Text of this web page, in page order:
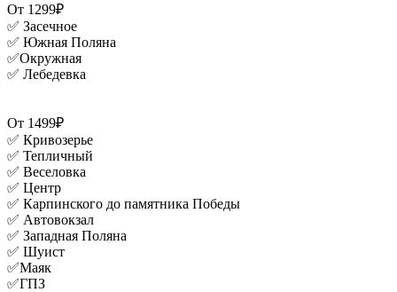
От 1299₽
✅ Засечное
✅ Южная Поляна
✅Окружная
✅ Лебедевка
От 1499₽
✅ Кривозерье
✅ Тепличный
✅ Веселовка
✅ Центр
✅ Карпинского до памятника Победы
✅ Автовокзал
✅ Западная Поляна
✅ Шуист
✅Маяк
✅ГПЗ